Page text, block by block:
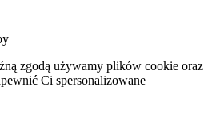
zgodą używamy plików cookie oraz
Ci spersonalizowane